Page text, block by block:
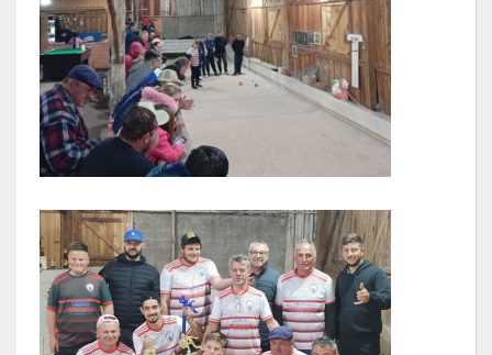
RC – Relatório Circunstanciado
PPA – Plano Plurianual
LDO – Lei de Diretrizes Orçamentárias
Acesso à Informação
Transparência